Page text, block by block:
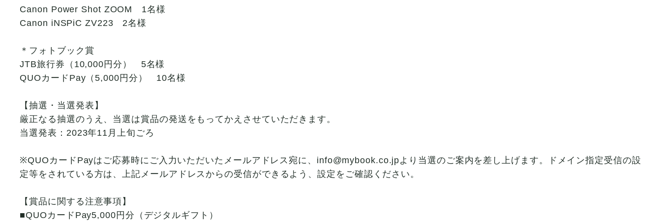
Canon Power Shot ZOOM 1名様
Canon iNSPiC ZV223 2名様
＊フォトブック賞
JTB旅行券（10,000円分） 5名様
QUOカードPay（5,000円分） 10名様
【抽選・当選発表】
厳正なる抽選のうえ、当選は賞品の発送をもってかえさせていただきます。
当選発表：2023年11月上旬ごろ
※QUOカードPayはご応募時にご入力いただいたメールアドレス宛に、info@mybook.co.jpより当選のご案内を差し上げます。ドメイン指定受信の設
定等をされている方は、上記メールアドレスからの受信ができるよう、設定をご確認ください。
【賞品に関する注意事項】
■QUOカードPay5,000円分（デジタルギフト）